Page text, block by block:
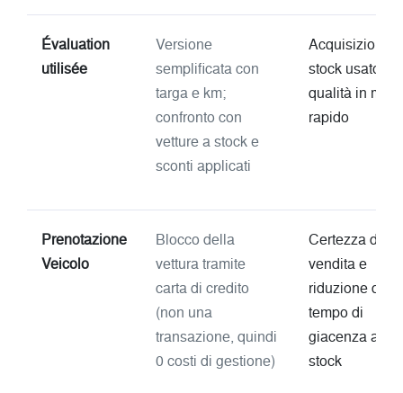
Évaluation
utilisée
Versione
semplificata con
targa e km;
confronto con
vetture a stock e
sconti applicati
Acquisizione
stock usato di
qualità in
rapido
Prenotazione
Veicolo
Blocco della
vettura tramite
carta di credito
(non una
transazione, quindi
0 costi di gestione)
Certezza della
vendita e
riduzione del
tempo di
giacenza a
stock